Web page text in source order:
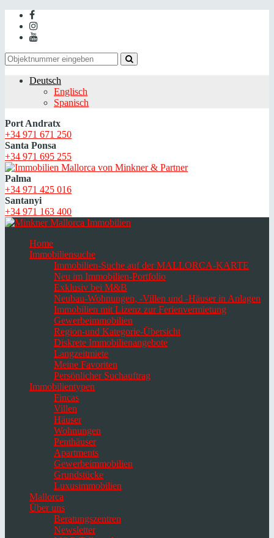
Deutsch
Englisch
Spanisch
Port Andratx
+34 971 671 250
Santa Ponsa
+34 971 695 255
Palma
+34 971 425 016
Santanyi
+34 971 163 400
Home
Immobiliensuche
Immobilien-Suche auf der MALLORCA-KARTE
Neu im Immobilien-Portfolio
Exklusiv bei M&B
Neubau-Wohnungen, -Villen und -Häuser in Anlagen
Immobilien mit Lizenz zur Ferienvermietung
Gewerbeimmobilien
Region-und Kategorie-Übersicht
Diskrete Immobilienangebote
Langzeitmiete
Meine Favoriten
Persönlicher Suchauftrag
Immobilientypen
Fincas
Villen
Häuser
Wohnungen
Penthäuser
Apartments
Gewerbeimmobilien
Grundstücke
Luxusimmobilien
Mallorca
Über uns
Beratungszentren
Newsletter